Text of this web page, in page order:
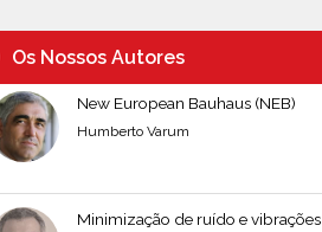
Os Nossos Autores
New European Bauhaus (NEB)
Humberto Varum
Minimização de ruído e vibrações